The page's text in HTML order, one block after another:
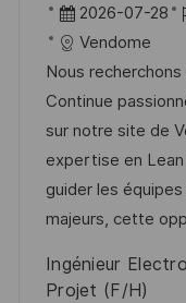
c
a
n
b
c
a
c
i
ó
n
F
e
c
h
a
d
e
p
b
2026-07-28
I
l
Vendome
Nous
Continue
sur notre site de
expertise en
guider les
majeurs, cette
Ingénieur
Projet (F/H)